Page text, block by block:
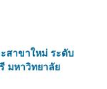
สาขาใหม่ ระดับ
มหาวิทยาลัย